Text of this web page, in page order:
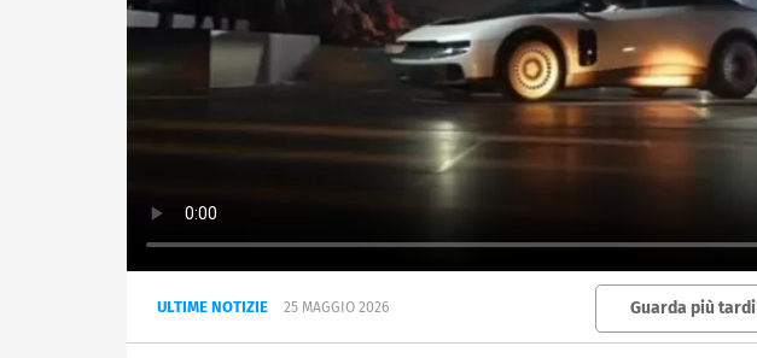
ULTIME NOTIZIE 25 MAGGIO 2026 Guarda più tardi